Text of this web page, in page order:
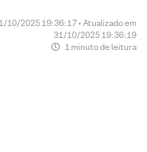
10/2025 19:36:17 • Atualizado em
31/10/2025 19:36:19
1 minuto de leitura